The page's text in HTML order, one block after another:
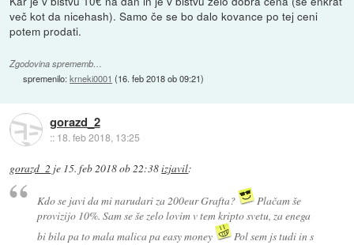
več kot da nicehash). Samo če se bo dalo kovance po tej ceni
potem prodati.
Zgodovina sprememb…
spremenilo:krneki0001 (16. feb 2018 ob 09:21)
gorazd_2
:: 18. feb 2018, 13:25
gorazd_2 je 15. feb 2018 ob 22:38izjavil:
Kdo se javi da mi narudari za 200eur Grafta?
Plačam še
provizijo 10%. Sam se še zelo lovim v tem kripto svetu, za enega
bi bila pa to mala malica pa easy money
Pol sem js tudi in s